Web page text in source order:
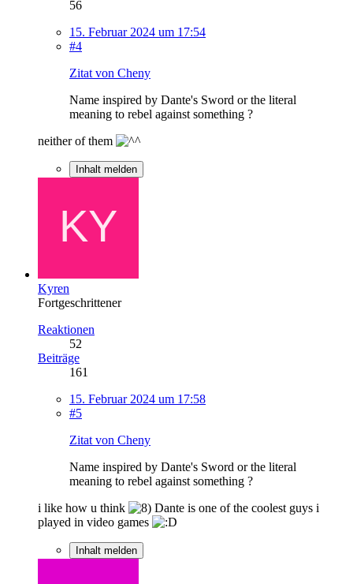
56
15. Februar 2024 um 17:54
#4
Zitat von Cheny
Name inspired by Dante's Sword or the literal
meaning to rebel against something ?
neither of them
Inhalt melden
Kyren
Fortgeschrittener
Reaktionen
52
Beiträge
161
15. Februar 2024 um 17:58
#5
Zitat von Cheny
Name inspired by Dante's Sword or the literal
meaning to rebel against something ?
i like how u think
Dante is one of the coolest guys i
played in video games
Inhalt melden